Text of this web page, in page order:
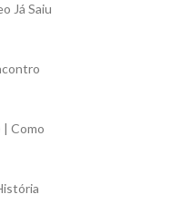
Já Saiu
| Como